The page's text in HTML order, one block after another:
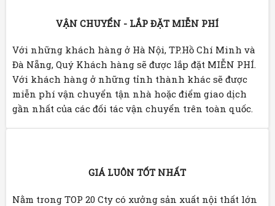
VẬN CHUYỂN - LẮP ĐẶT MIỄN PHÍ
Với những khách hàng ở Hà Nội, TP.Hồ Chí Minh và
Đà Nẵng, Quý Khách hàng sẽ được lắp đặt MIỄN PHÍ.
Với khách hàng ở những tỉnh thành khác sẽ được
miễn phí vận chuyển tận nhà hoặc điểm giao dịch
gần nhất của các đối tác vận chuyển trên toàn quốc.
GIÁ LUÔN TỐT NHẤT
Nằm trong TOP 20 Cty có xưởng sản xuất nội thất lớn